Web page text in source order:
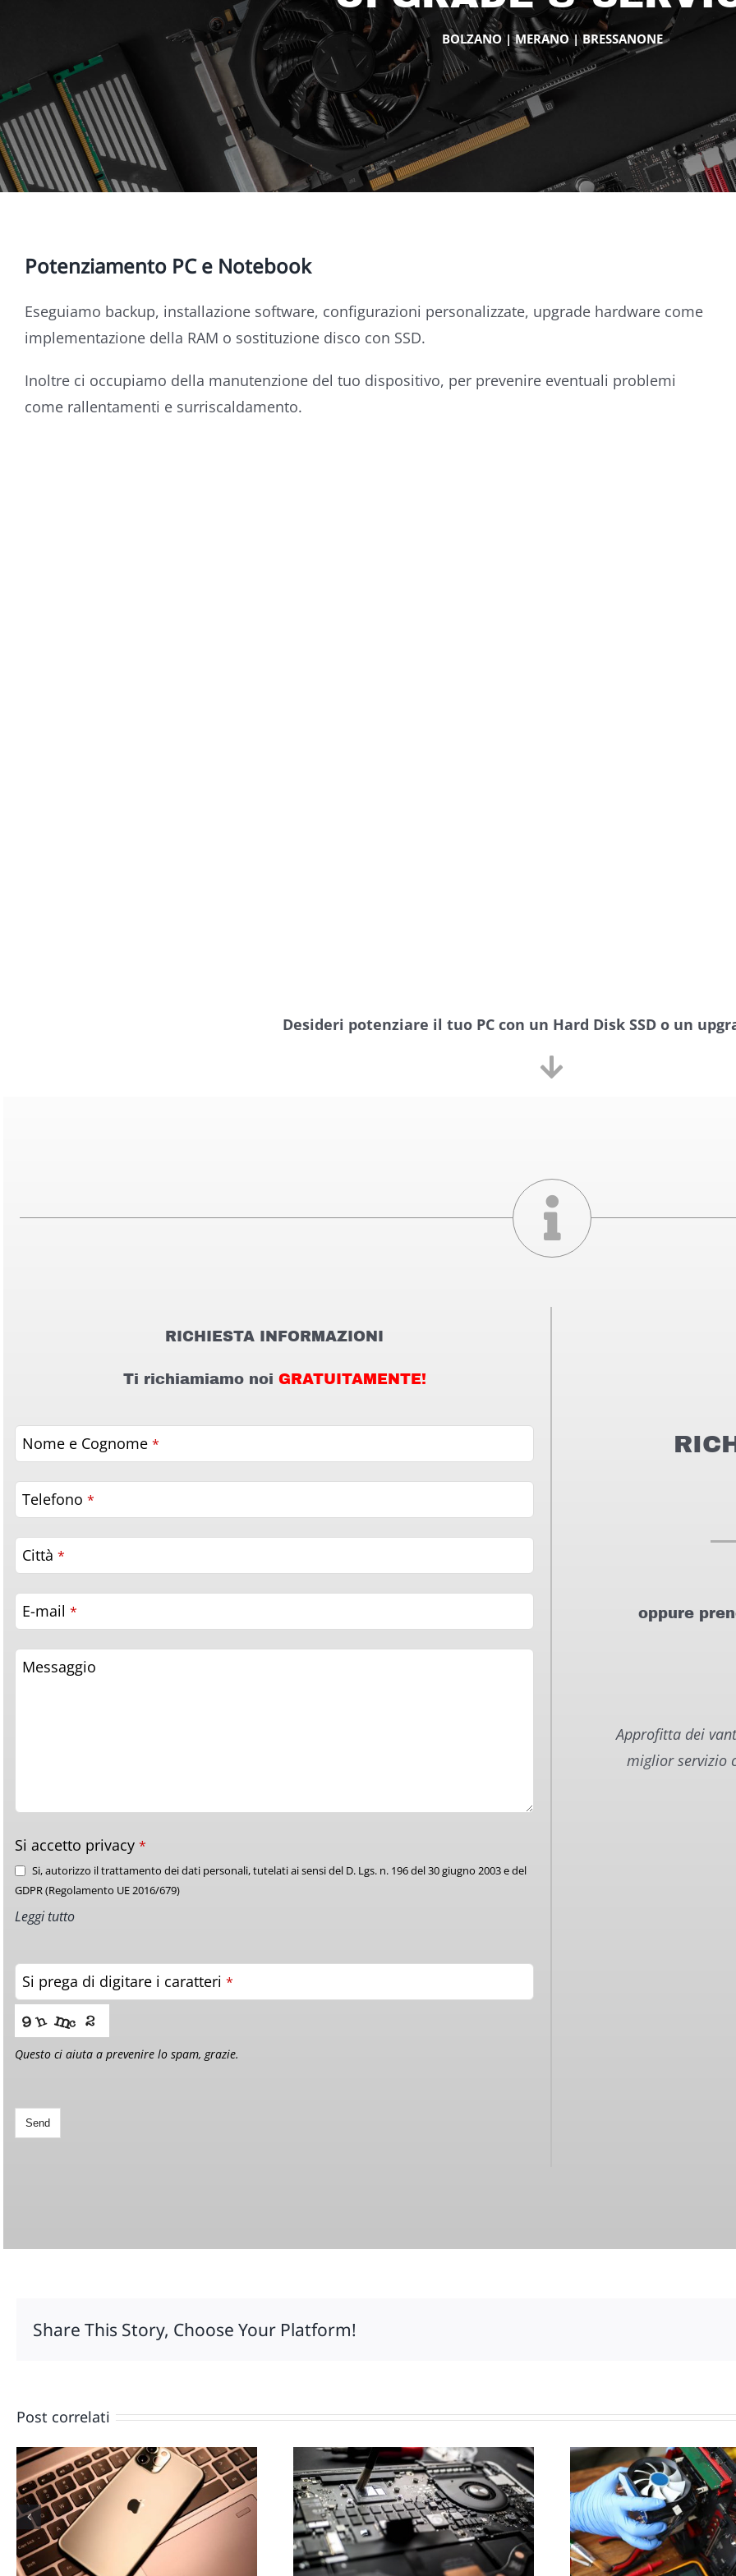
BOLZANO | MERANO | BRESSANONE
Potenziamento PC e Notebook
Eseguiamo backup, installazione software, configurazioni personalizzate, upgrade hardware come
implementazione della RAM o sostituzione disco con SSD.
Inoltre ci occupiamo della manutenzione del tuo dispositivo, per prevenire eventuali problemi
come rallentamenti e surriscaldamento.
Desideri potenziare il tuo PC con un Hard Disk SSD o un
RICHIESTA INFORMAZIONI
Ti richiamiamo noi GRATUITAMENTE!
Nome e Cognome *
Telefono *
Città *
E-mail *
Messaggio
Si accetto privacy *
Si, autorizzo il trattamento dei dati personali, tutelati ai sensi del D. Lgs. n. 196 del 30 giugno 2003 e del
GDPR (Regolamento UE 2016/679)
Leggi tutto
Si prega di digitare i caratteri *
Questo ci aiuta a prevenire lo spam, grazie.
Send
oppure
Approfitta dei
miglior servizio
Share This Story, Choose Your Platform!
Post correlati
Pulizia Ventole e